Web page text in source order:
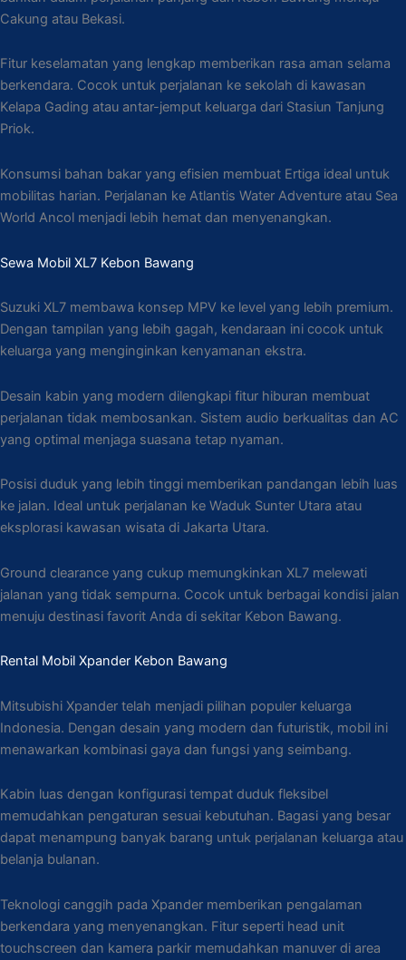
Cakung atau Bekasi.
Fitur keselamatan yang lengkap memberikan rasa aman selama
berkendara. Cocok untuk perjalanan ke sekolah di kawasan
Kelapa Gading atau antar-jemput keluarga dari Stasiun Tanjung
Priok.
Konsumsi bahan bakar yang efisien membuat Ertiga ideal untuk
mobilitas harian. Perjalanan ke Atlantis Water Adventure atau Sea
World Ancol menjadi lebih hemat dan menyenangkan.
Sewa Mobil XL7 Kebon Bawang
Suzuki XL7 membawa konsep MPV ke level yang lebih premium.
Dengan tampilan yang lebih gagah, kendaraan ini cocok untuk
keluarga yang menginginkan kenyamanan ekstra.
Desain kabin yang modern dilengkapi fitur hiburan membuat
perjalanan tidak membosankan. Sistem audio berkualitas dan AC
yang optimal menjaga suasana tetap nyaman.
Posisi duduk yang lebih tinggi memberikan pandangan lebih luas
ke jalan. Ideal untuk perjalanan ke Waduk Sunter Utara atau
eksplorasi kawasan wisata di Jakarta Utara.
Ground clearance yang cukup memungkinkan XL7 melewati
jalanan yang tidak sempurna. Cocok untuk berbagai kondisi jalan
menuju destinasi favorit Anda di sekitar Kebon Bawang.
Rental Mobil Xpander Kebon Bawang
Mitsubishi Xpander telah menjadi pilihan populer keluarga
Indonesia. Dengan desain yang modern dan futuristik, mobil ini
menawarkan kombinasi gaya dan fungsi yang seimbang.
Kabin luas dengan konfigurasi tempat duduk fleksibel
memudahkan pengaturan sesuai kebutuhan. Bagasi yang besar
dapat menampung banyak barang untuk perjalanan keluarga atau
belanja bulanan.
Teknologi canggih pada Xpander memberikan pengalaman
berkendara yang menyenangkan. Fitur seperti head unit
touchscreen dan kamera parkir memudahkan manuver di area